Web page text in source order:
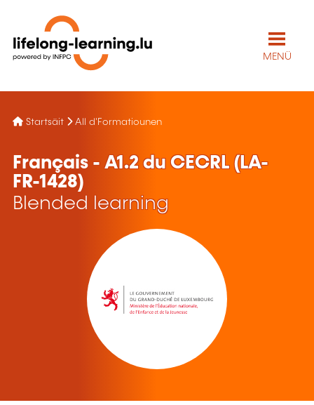
MENÜ
Startsäit All d'Formatiounen
Français - A1.2 du CECRL (LA-
FR-1428)
Blended learning